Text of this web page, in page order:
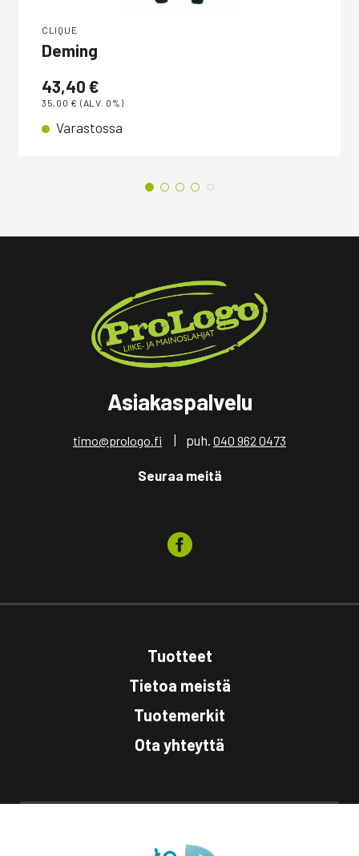
CLIQUE
Deming
43,40 €
35,00 € (ALV. 0%)
Varastossa
Asiakaspalvelu
timo@prologo.fi | puh. 040 962 0473
Seuraa meitä
Tuotteet
Tietoa meistä
Tuotemerkit
Ota yhteyttä